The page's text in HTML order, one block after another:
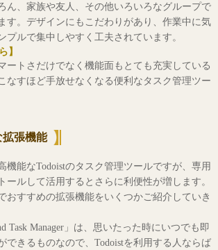
ん、家族や友人、その他いろいろなグループで
す。デザインにもこだわりがあり、作業中に気
プルで集中しやすく工夫されています。
】
ートさだけでなく機能面もとても充実している
なすほど手放せなくなる便利なタスク管理ツー
拡張機能
機能なTodoistのタスク管理ツールですが、専用
ールして活用するとさらに利便性が増します。
おすすめの拡張機能をいくつかご紹介していき
Task Manager」は、思いたった時にいつでも即
できるものなので、Todoistを利用する人ならば